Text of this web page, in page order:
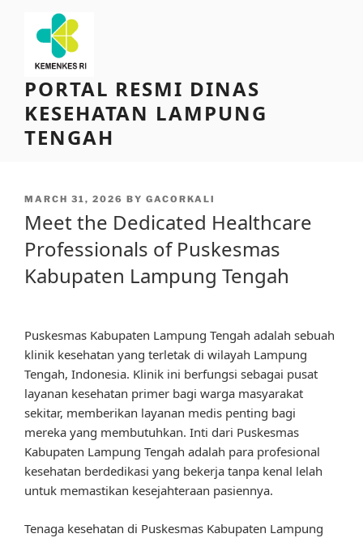
content
PORTAL RESMI DINAS
KESEHATAN LAMPUNG
TENGAH
POSTED
MARCH 31, 2026 BY GACORKALI
Meet the Dedicated Healthcare
Professionals of Puskesmas
Kabupaten Lampung Tengah
Puskesmas Kabupaten Lampung Tengah adalah sebuah
klinik kesehatan yang terletak di wilayah Lampung
Tengah, Indonesia. Klinik ini berfungsi sebagai pusat
layanan kesehatan primer bagi warga masyarakat
sekitar, memberikan layanan medis penting bagi
mereka yang membutuhkan. Inti dari Puskesmas
Kabupaten Lampung Tengah adalah para profesional
kesehatan berdedikasi yang bekerja tanpa kenal lelah
untuk memastikan kesejahteraan pasiennya.
Tenaga kesehatan di Puskesmas Kabupaten Lampung